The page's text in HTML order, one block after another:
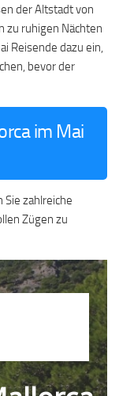
der Altstadt von
zu ruhigen Nächten
Reisende dazu ein,
bevor der
im Mai
Sie zahlreiche
Zügen zu